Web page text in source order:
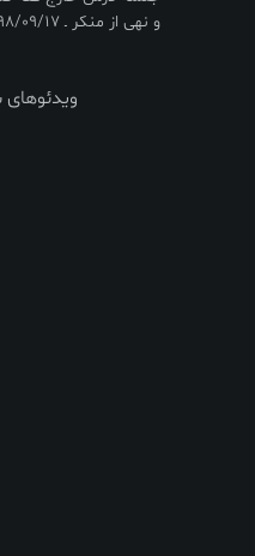
و نهی از منکر ـ 98/09/17
ویدئوهای